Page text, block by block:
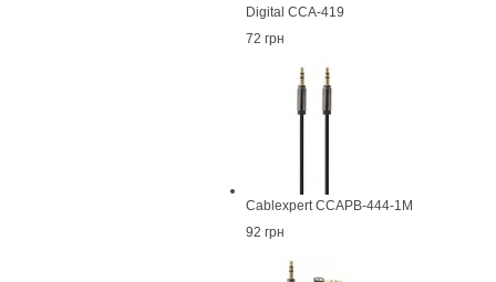
Digital CCA-419
72 грн
Cablexpert CCAPB-444-1M
92 грн